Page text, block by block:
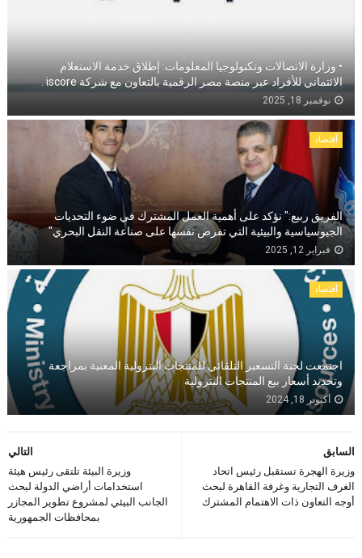
• وزارة الاتصالات وتكنولوجيا المعلومات: إطلاق خدمة الاستعلام
الائتماني للأفراد عبر منصة مصر الرقمية بالتعاون مع شركة iscore .
نوفمبر 18, 2025
أقتصاد
الفريق ربيع:" نؤكد على أهمية العمل المشترك في ضوء التحديات
الجيوسياسية والبيئية التي تفرض نفسها على صناعة النقل البحري"
فبراير 12, 2025
أقتصاد
اجتمعت لجنة التسعير التلقائي للمنتجات البترولية المعنية بمراجعة
وتحديد أسعار بيع المنتجات البترولية
أكتوبر 18, 2024
التالي
وزيرة البيئة تلتقى رئيس هيئة
استخدامات أراضي الدولة لبحث
الجانب البيئي لمشروع تطوير المجازر
بمحافظات الجمهورية
السابق
وزيرة الهجرة تستقبل رئيس اتحاد
الغرف التجارية وغرفة القاهرة لبحث
أوجه التعاون ذات الاهتمام المشترك